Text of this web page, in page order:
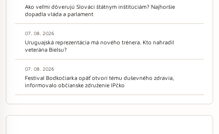
Ako veľmi dôverujú Slováci štátnym inštitúciám? Najhoršie
dopadla vláda a parlament
07. 08. 2026
Uruguajská reprezentácia má nového trénera. Kto nahradil
veterána Bielsu?
07. 08. 2026
Festival Bodkočiarka opäť otvorí tému duševného zdravia,
informovalo občianske združenie IPčko